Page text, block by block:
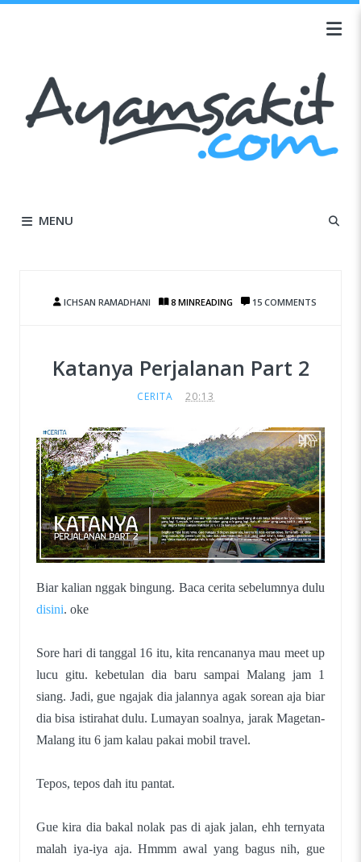
MENU
Katanya Perjalanan Part 2
CERITA 20:13
ICHSAN RAMADHANI 8 MINREADING 15 COMMENTS
Biar kalian nggak bingung. Baca cerita sebelumnya dulu
disini. oke
Sore hari di tanggal 16 itu, kita rencananya mau meet up
lucu gitu. kebetulan dia baru sampai Malang jam 1
siang. Jadi, gue ngajak dia jalannya agak sorean aja biar
dia bisa istirahat dulu. Lumayan soalnya, jarak Magetan-
Malang itu 6 jam kalau pakai mobil travel.
Tepos, tepos dah itu pantat.
Gue kira dia bakal nolak pas di ajak jalan, ehh ternyata
malah iya-iya aja. Hmmm awal yang bagus nih, gue